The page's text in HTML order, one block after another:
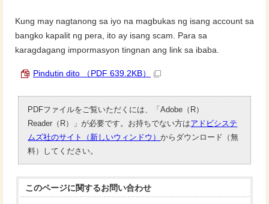
Kung may nagtanong sa iyo na magbukas ng isang account sa
bangko kapalit ng pera, ito ay isang scam. Para sa
karagdagang impormasyon tingnan ang link sa ibaba.
Pindutin dito （PDF 639.2KB）
PDFファイルをご覧いただくには、「Adobe（R）
Reader（R）」が必要です。お持ちでない方はアドビシステ
ムズ社のサイト（新しいウィンドウ）からダウンロード（無
料）してください。
このページに関するお問い合わせ